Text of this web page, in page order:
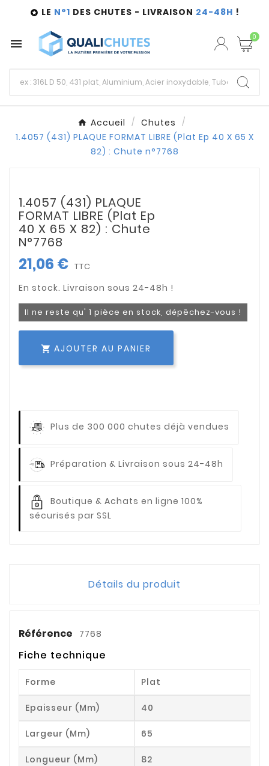
 LE N°1 DES CHUTES - LIVRAISON 24-48H !
 0
Accueil
Chutes
1.4057 (431) PLAQUE FORMAT LIBRE (Plat Ep 40 X 65 X
82) : Chute n°7768
1.4057 (431) PLAQUE
FORMAT LIBRE (Plat Ep
40 X 65 X 82) : Chute
N°7768
21,06 € TTC
Il ne reste qu' 1 pièce en stock, dépêchez-vous !
 AJOUTER AU PANIER
Plus de 300 000 chutes déjà vendues
Préparation & Livraison sous 24-48h
Boutique & Achats en ligne 100%
sécurisés par SSL
Détails du produit
Référence 7768
Fiche technique
Forme Plat
Epaisseur (mm) 40
Largeur (mm) 65
Longueur (mm) 82